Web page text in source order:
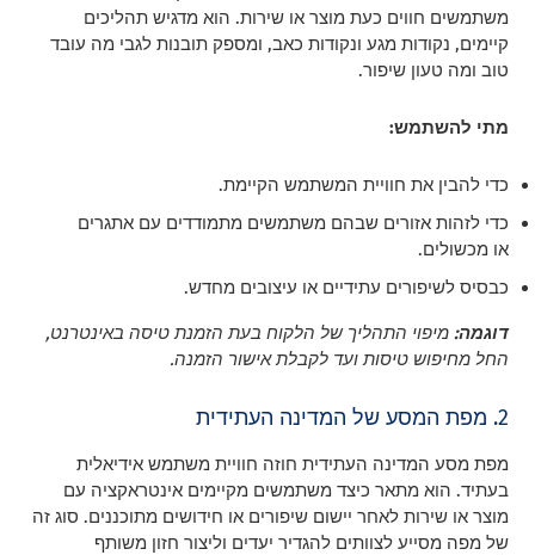
משתמשים חווים כעת מוצר או שירות. הוא מדגיש תהליכים
קיימים, נקודות מגע ונקודות כאב, ומספק תובנות לגבי מה עובד
טוב ומה טעון שיפור.
מתי להשתמש:
כדי להבין את חוויית המשתמש הקיימת.
כדי לזהות אזורים שבהם משתמשים מתמודדים עם אתגרים
או מכשולים.
כבסיס לשיפורים עתידיים או עיצובים מחדש.
דוגמה:מיפוי התהליך של הלקוח בעת הזמנת טיסה באינטרנט,
החל מחיפוש טיסות ועד לקבלת אישור הזמנה.
2. מפת המסע של המדינה העתידית
מפת מסע המדינה העתידית חוזה חוויית משתמש אידיאלית
בעתיד. הוא מתאר כיצד משתמשים מקיימים אינטראקציה עם
מוצר או שירות לאחר יישום שיפורים או חידושים מתוכננים. סוג זה
של מפה מסייע לצוותים להגדיר יעדים וליצור חזון משותף